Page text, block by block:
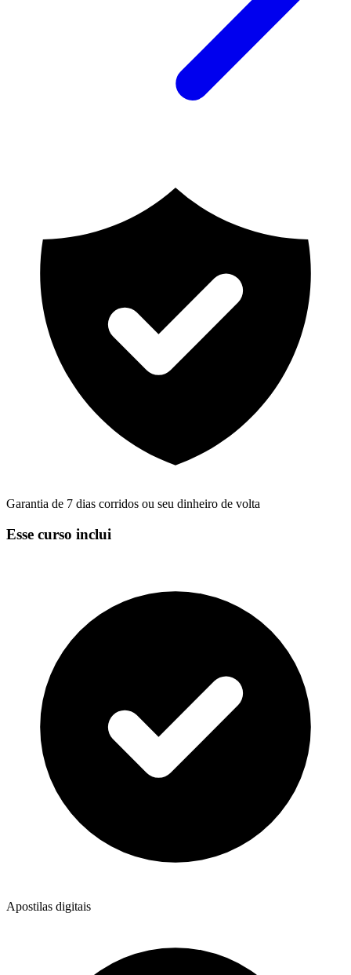
Garantia de 7 dias corridos ou seu dinheiro de volta
Esse curso inclui
Apostilas digitais